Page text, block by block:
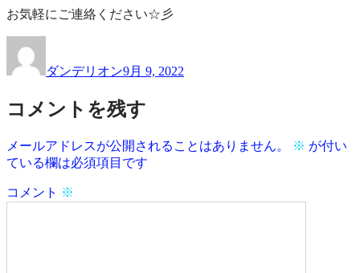
お気軽にご連絡ください☆彡
者
ダンデリオン日:
9月 9, 2022
コメントを残す
メールアドレスが公開されることはありません。 ※ が付い
ている欄は必須項目です
コメント ※